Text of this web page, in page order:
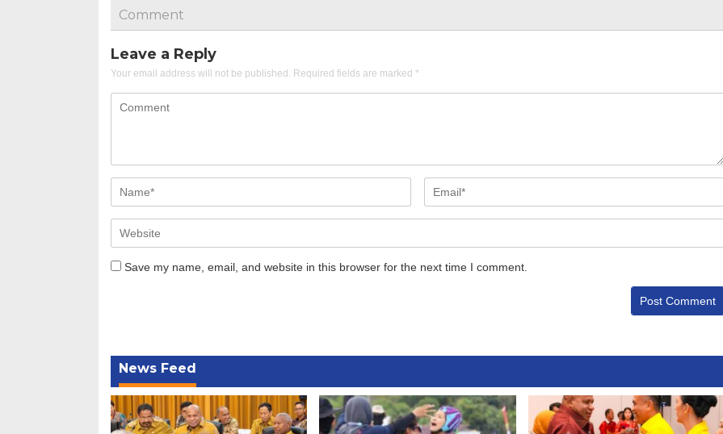
Comment
Leave a Reply
Your email address will not be published. Required fields are marked *
Save my name, email, and website in this browser for the next time I comment.
News Feed